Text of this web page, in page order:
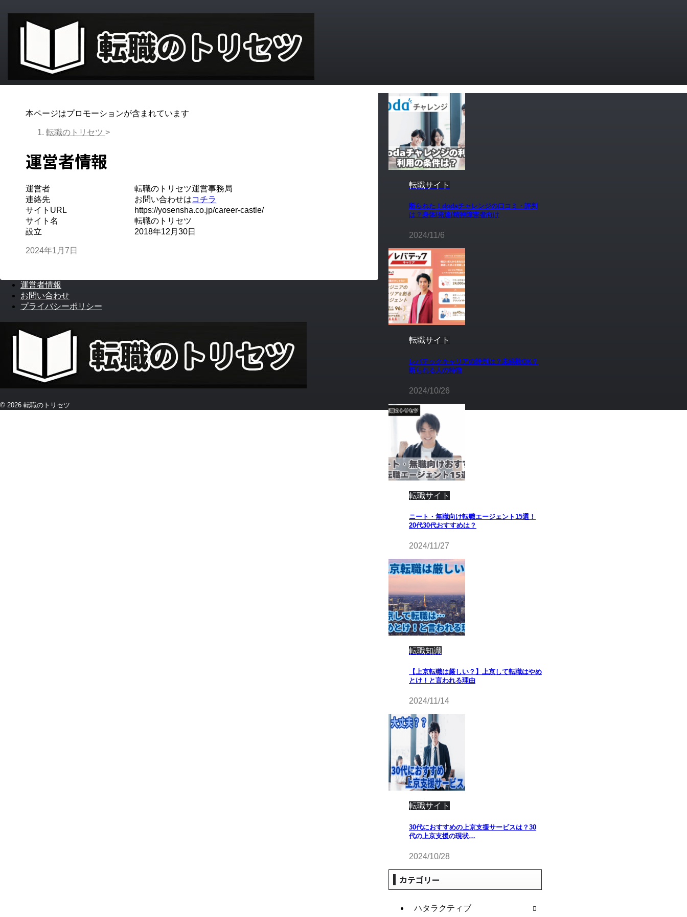
本ページはプロモーションが含まれています
転職のトリセツ >
運営者情報
運営者
転職のトリセツ運営事務局
連絡先
お問い合わせはコチラ
サイトURL
https://yosensha.co.jp/career-castle/
サイト名
転職のトリセツ
設立
2018年12月30日
2024年1月7日
転職サイト
断られた！dodaチャレンジの口コミ・評判
は？身体/発達/精神障害者向け
2024/11/6
転職サイト
レバテックキャリアの評判は？未経験OK？
断られる人の特徴
2024/10/26
転職サイト
ニート・無職向け転職エージェント15選！
20代30代おすすめは？
2024/11/27
転職知識
【上京転職は厳しい？】上京して転職はやめ
とけ！と言われる理由
2024/11/14
転職サイト
30代におすすめの上京支援サービスは？30
代の上京支援の現状…
2024/10/28
カテゴリー
ハタラクティブ
運営者情報
お問い合わせ
プライバシーポリシー
© 2026 転職のトリセツ